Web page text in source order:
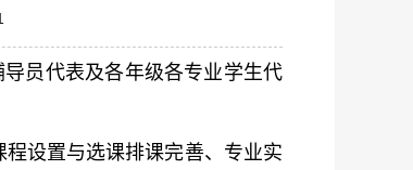
员代表及各年级各专业学生代
设置与选课排课完善、专业实